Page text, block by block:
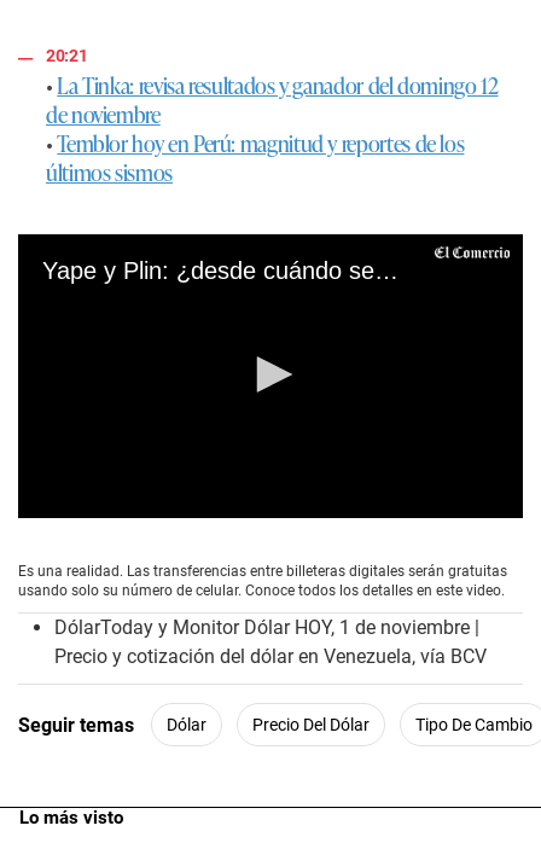
20:21
•La Tinka: revisa resultados y ganador del domingo 12
de noviembre
•Temblor hoy en Perú: magnitud y reportes de los
últimos sismos
Yape y Plin: ¿desde cuándo se podrán hacer transferencias entre ambas billeteras?
e
c
o
1
m
t
Es una realidad. Las transferencias entre billeteras digitales serán gratuitas
usando solo su número de celular. Conoce todos los detalles en este video.
DólarToday y Monitor Dólar HOY, 1 de noviembre |
Precio y cotización del dólar en Venezuela, vía BCV
Seguir temas Dólar Precio Del Dólar Tipo De Cambio
Lo más visto